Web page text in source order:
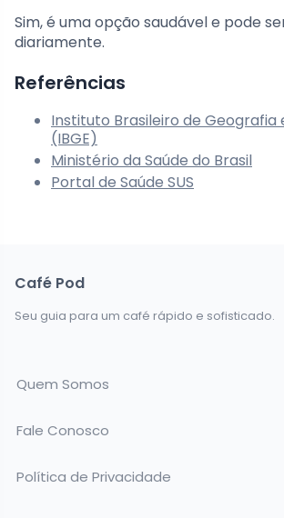
Sim, é uma opção saudável e pode
diariamente.
Referências
Instituto Brasileiro de Geografia
(IBGE)
Ministério da Saúde do Brasil
Portal de Saúde SUS
Café Pod
Seu guia para um café rápido e sofisticado.
Quem Somos
Fale Conosco
Política de Privacidade